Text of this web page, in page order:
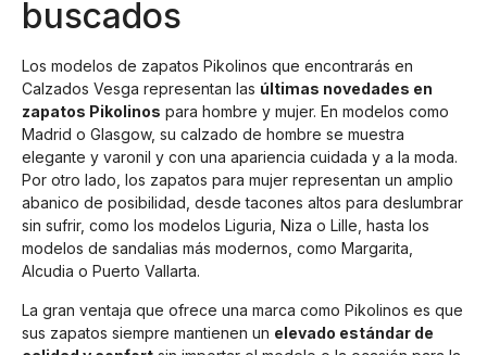
buscados
Los modelos de zapatos Pikolinos que encontrarás en
Calzados Vesga representan las últimas novedades en
zapatos Pikolinos para hombre y mujer. En modelos como
Madrid o Glasgow, su calzado de hombre se muestra
elegante y varonil y con una apariencia cuidada y a la moda.
Por otro lado, los zapatos para mujer representan un amplio
abanico de posibilidad, desde tacones altos para deslumbrar
sin sufrir, como los modelos Liguria, Niza o Lille, hasta los
modelos de sandalias más modernos, como Margarita,
Alcudia o Puerto Vallarta.
La gran ventaja que ofrece una marca como Pikolinos es que
sus zapatos siempre mantienen un elevado estándar de